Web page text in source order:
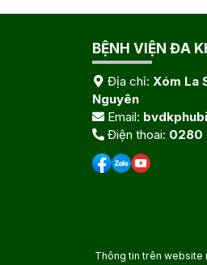
BỆNH VIỆN ĐA
Địa chỉ: Xóm La
Nguyên
Email:
Điện thoai: 0280
Thông tin trên website